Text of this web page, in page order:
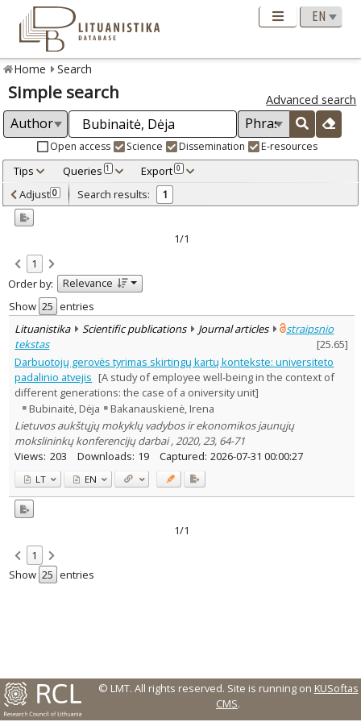
Home Search
Simple search Advanced search
Open access Science Dissemination E-resources
Tips Queries 1 Export 0
Adjusted by criteria 0
Year
Refine
Open access
Scientific publications 1
Document Type:
Journal articles 1
Subject area
Management
Text language
Country of publication
Historical periods
Lithuanian place names
Subject
Journal
Adjust 0 Search results: 1
1/1
1
Order by:
Relevance
Show
entries
Lituanistika
Scientific publications Journal articles
straipsnio
tekstas
[25.65]
Darbuotojų gerovės tyrimas skirtingų kartų kontekste: universiteto
padalinio atvejis [A study of employee well-being in the context of
different generations: the case of a oniversity unit]
Bubinaitė, Dėja
Bakanauskienė, Irena
Lietuvos aukštųjų mokyklų vadybos ir ekonomikos jaunųjų
mokslininkų konferencijų darbai , 2020, 23, 64-71
Views: 203 Downloads: 19 Captured: 2026-07-31 00:00:27
LT EN
1/1
1
Show
entries
© LMT. All rights reserved. Site is running on KUSoftas
CMS.